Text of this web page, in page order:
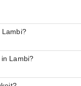
Lambi?
in Lambi?